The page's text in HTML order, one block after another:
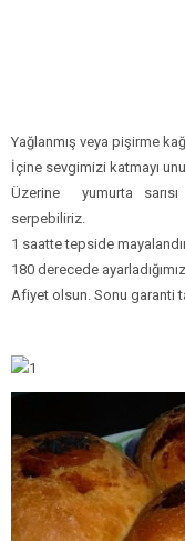
Yağlanmış veya pişirme
İçine sevgimizi katmayı
Üzerine yumurta
serpebiliriz.
1 saatte tepside
180 derecede
Afiyet olsun. Sonu garanti